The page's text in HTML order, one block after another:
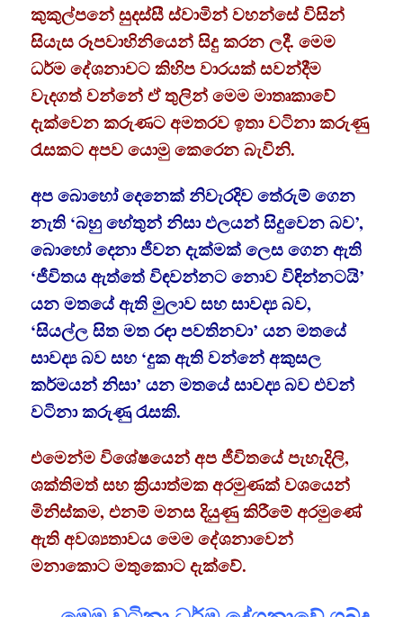
කුකුල්පනේ සුදස්සී ස්වාමින් වහන්සේ විසින්
සියැස රූපවාහිනියෙන් සිදු කරන ලදී. මෙම
ධර්ම දේශනාවට කිහිප වාරයක් සවන්දීම
වැදගත් වන්නේ ඒ තුලින් මෙම මාතෘකාවේ
දැක්වෙන කරුණට අමතරව ඉතා වටිනා කරුණු
රැසකට අපව යොමු කෙරෙන බැවිනි.
අප බොහෝ දෙනෙක් නිවැරදිව තේරුම් ගෙන
නැති ‘බහු හේතුන් නිසා ඵලයන් සිදුවෙන බව’,
බොහෝ දෙනා ජීවන දැක්මක් ලෙස ගෙන ඇති
‘ජීවිතය ඇත්තේ විඳවන්නට නොව විඳින්නටයි’
යන මතයේ ඇති මුලාව සහ සාවද්‍ය බව,
‘සියල්ල සිත මත රඳා පවතිනවා’ යන මතයේ
සාවද්‍ය බව සහ ‘දුක ඇති වන්නේ අකුසල
කර්මයන් නිසා’ යන මතයේ සාවද්‍ය බව එවන්
වටිනා කරුණු රැසකි.
එමෙන්ම විශේෂයෙන් අප ජීවිතයේ පැහැදිලි,
ශක්තිමත් සහ ක්‍රියාත්මක අරමුණක් වශයෙන්
මිනිස්කම, එනම් මනස දියුණු කිරීමේ අරමුණේ
ඇති අවශ්‍යතාවය මෙම දේශනාවෙන්
මනාකොට මතුකොට දැක්වේ.